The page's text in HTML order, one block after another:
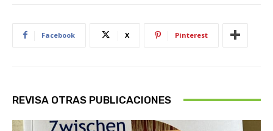
Facebook X Pinterest
REVISA OTRAS PUBLICACIONES